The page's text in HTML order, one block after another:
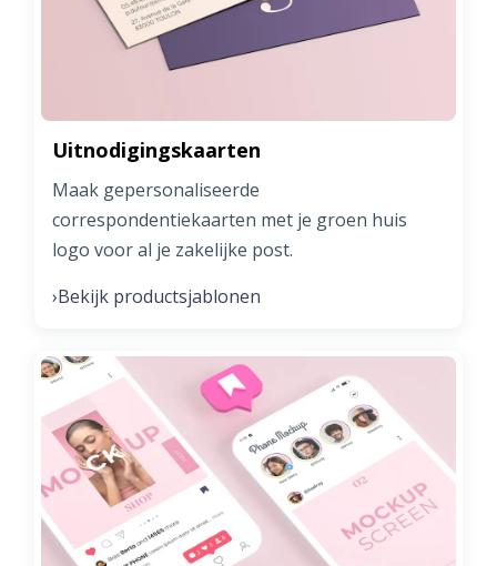
Uitnodigingskaarten
Maak gepersonaliseerde
correspondentiekaarten met je groen huis
logo voor al je zakelijke post.
›Bekijk productsjablonen